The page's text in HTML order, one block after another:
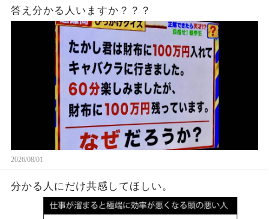
答え分かる人いますか？？？
2026/08/01
分かる人にだけ共感してほしい。